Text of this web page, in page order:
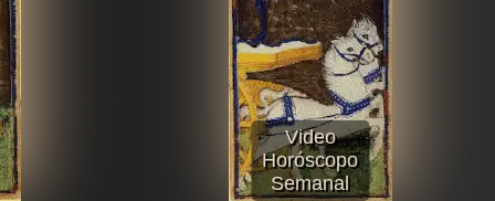
Video
Horóscopo
Semanal